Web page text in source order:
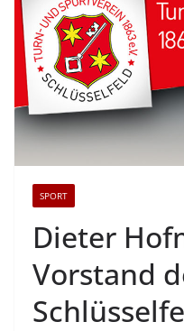
SPORT
Dieter
Vorstand